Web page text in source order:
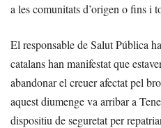
a les comunitats d’origen o fins i
El responsable de Salut Pública
catalans han manifestat que
abandonar el creuer afectat pel
aquest diumenge va arribar a
dispositiu de seguretat per